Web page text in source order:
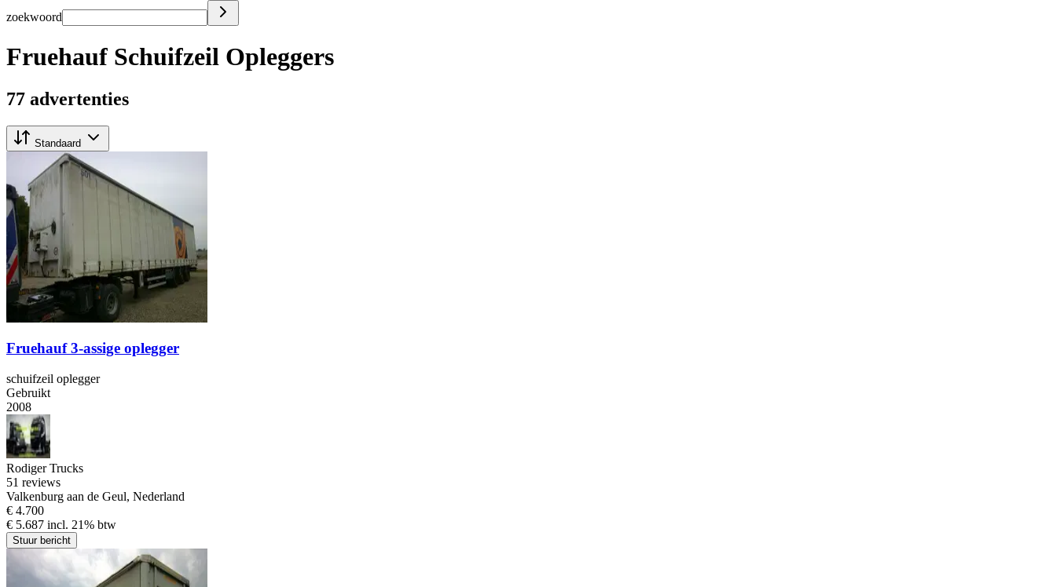
zoekwoord
Fruehauf Schuifzeil Opleggers
77 advertenties
Standaard
Fruehauf 3-assige oplegger
schuifzeil oplegger
Gebruikt
2008
Rodiger Trucks
51 reviews
Valkenburg aan de Geul, Nederland
€ 4.700
€ 5.687 incl. 21% btw
Stuur bericht